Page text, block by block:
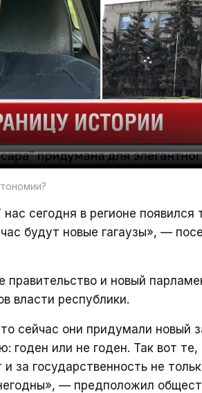
сегодня в регионе появился
будут новые гагаузы», —
и новый
власти республики.
сейчас они придумали новый
годен или не годен. Так вот те,
за государственность не
— предположил